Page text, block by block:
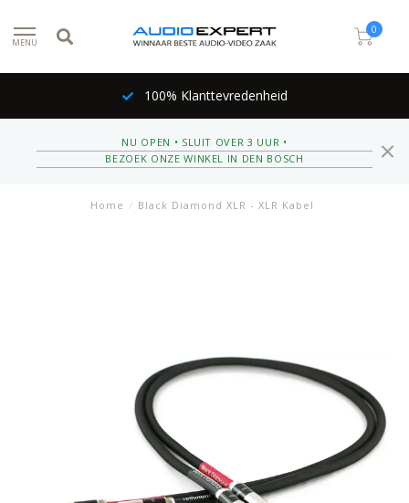
MENU
0
100% Klanttevredenheid
NU OPEN • SLUIT OVER 3 UUR •
BEZOEK ONZE WINKEL IN DEN BOSCH
Home / Black Diamond XLR - XLR Kabel